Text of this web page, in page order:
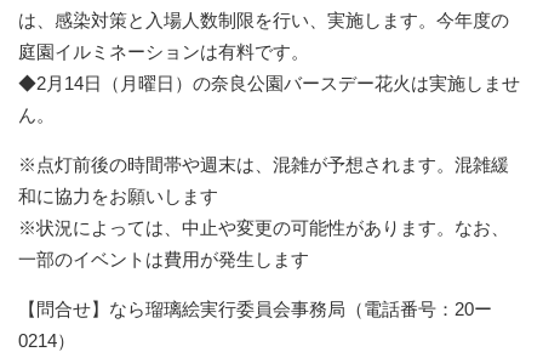
は、感染対策と入場人数制限を行い、実施します。今年度の
庭園イルミネーションは有料です。
◆2月14日（月曜日）の奈良公園バースデー花火は実施しませ
ん。
※点灯前後の時間帯や週末は、混雑が予想されます。混雑緩
和に協力をお願いします
※状況によっては、中止や変更の可能性があります。なお、
一部のイベントは費用が発生します
【問合せ】なら瑠璃絵実行委員会事務局（電話番号：20ー
0214）